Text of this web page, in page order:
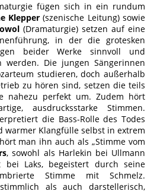
fügen sich in ein rundum
Klepper (szenische Leitung) sowie
(Dramaturgie) setzen auf eine
in der die grotesken
beider Werke sinnvoll und
werden. Die jungen Sängerinnen
studieren, doch außerhalb
zu hören sind, setzen die teils
nahezu perfekt um. Zudem hört
ausdrucksstarke Stimmen.
die Bass-Rolle des Todes
warmer Klangfülle selbst in extrem
man ihn auch als „Stimme vom
, sowohl als Harlekin bei Ullmann
bei Laks, begeistert durch seine
Stimme mit Schmelz.
als auch darstellerisch,